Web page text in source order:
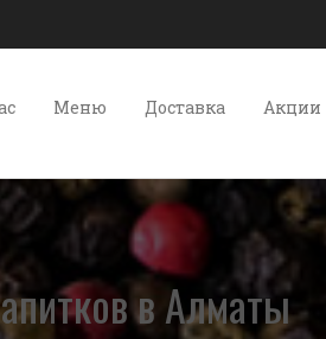
Меню Доставка Акции
в Алматы